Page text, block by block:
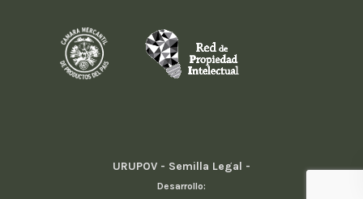
URUPOV - Semilla Legal -
Desarrollo: